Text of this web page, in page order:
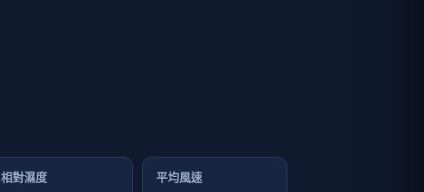
相對濕度 平均風速